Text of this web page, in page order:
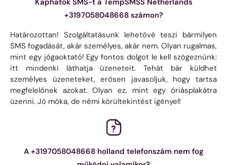
+3197058048668 számon?
Határozottan! Szolgáltatásunk lehetővé teszi bármilyen
SMS fogadását, akár személyes, akár nem. Olyan rugalmas,
mint egy jógaoktató! Egy fontos dolgot le kell szögeznünk:
itt mindenki láthatja üzeneteit. Tehát bár küldhet
személyes üzeneteket, erősen javasoljuk, hogy tartsa
megfelelőnek azokat. Olyan ez, mint egy óriásplakátra
üzenni. Jó móka, de némi körültekintést igényel!
A +3197058048668 holland telefonszám nem fog